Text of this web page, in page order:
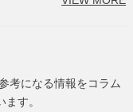
考になる情報をコラム
す。